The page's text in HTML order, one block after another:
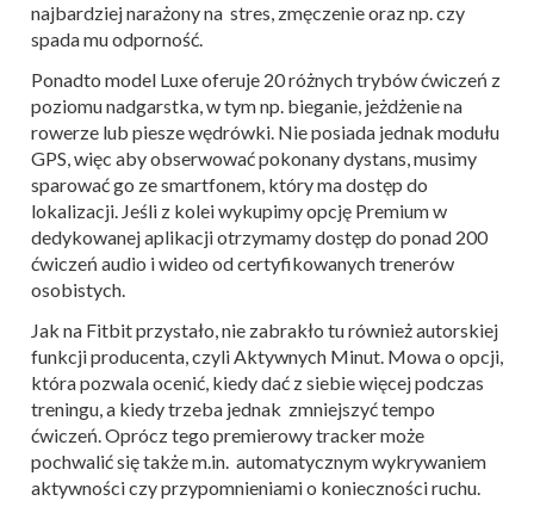
najbardziej narażony na stres, zmęczenie oraz np. czy
spada mu odporność.
Ponadto model Luxe oferuje 20 różnych trybów ćwiczeń z
poziomu nadgarstka, w tym np. bieganie, jeżdżenie na
rowerze lub piesze wędrówki. Nie posiada jednak modułu
GPS, więc aby obserwować pokonany dystans, musimy
sparować go ze smartfonem, który ma dostęp do
lokalizacji. Jeśli z kolei wykupimy opcję Premium w
dedykowanej aplikacji otrzymamy dostęp do ponad 200
ćwiczeń audio i wideo od certyfikowanych trenerów
osobistych.
Jak na Fitbit przystało, nie zabrakło tu również autorskiej
funkcji producenta, czyli Aktywnych Minut. Mowa o opcji,
która pozwala ocenić, kiedy dać z siebie więcej podczas
treningu, a kiedy trzeba jednak zmniejszyć tempo
ćwiczeń. Oprócz tego premierowy tracker może
pochwalić się także m.in. automatycznym wykrywaniem
aktywności czy przypomnieniami o konieczności ruchu.